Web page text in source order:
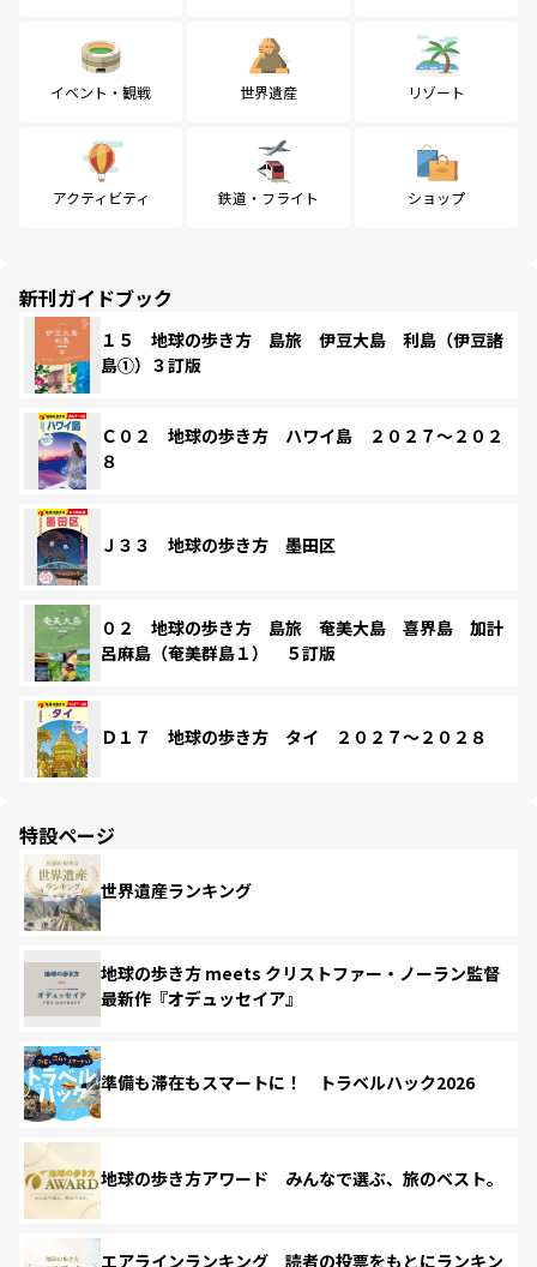
イベント・観戦 世界遺産 リゾート
アクティビティ 鉄道・フライト ショップ
新刊ガイドブック
１５ 地球の歩き方 島旅 伊豆大島 利島（伊豆諸
島①）３訂版
Ｃ０２ 地球の歩き方 ハワイ島 ２０２７～２０２
８
Ｊ３３ 地球の歩き方 墨田区
０２ 地球の歩き方 島旅 奄美大島 喜界島 加計
呂麻島（奄美群島１） ５訂版
Ｄ１７ 地球の歩き方 タイ ２０２７～２０２８
特設ページ
世界遺産ランキング
地球の歩き方 meets クリストファー・ノーラン監督
最新作『オデュッセイア』
準備も滞在もスマートに！ トラベルハック2026
地球の歩き方アワード みんなで選ぶ、旅のベスト。
エアラインランキング 読者の投票をもとにランキン